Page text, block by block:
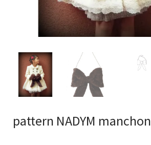
pattern NADYM manchon